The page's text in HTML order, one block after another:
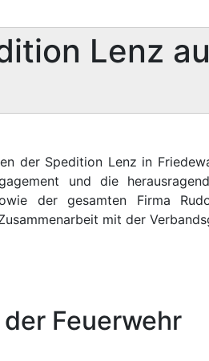
Lenz
der Spedition Lenz in
und die
der gesamten Firma
mit der
Feuerwehr